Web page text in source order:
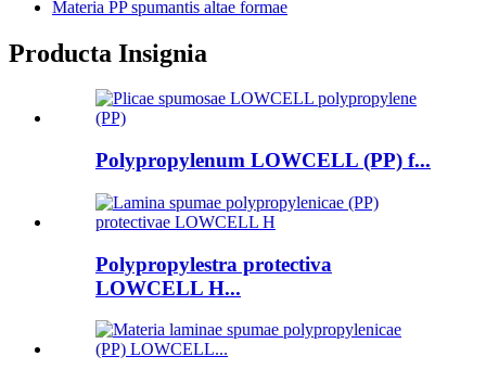
Materia PP spumantis altae formae
Producta Insignia
Polypropylenum LOWCELL (PP) f...
Polypropylestra protectiva
LOWCELL H...